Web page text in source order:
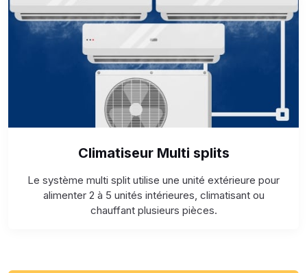
Climatiseur Multi splits
Le système multi split utilise une unité extérieure pour
alimenter 2 à 5 unités intérieures, climatisant ou
chauffant plusieurs pièces.